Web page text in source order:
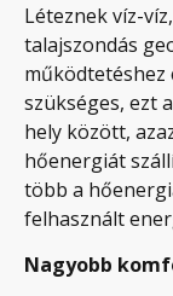
Léteznek víz-
talajszondás
működtetéshez
szükséges, ezt
hely között,
hőenergiát
több a
felhasznált
Nagyobb